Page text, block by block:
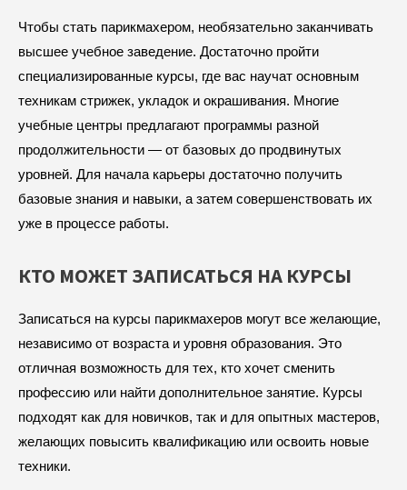
Чтобы стать парикмахером, необязательно заканчивать
высшее учебное заведение. Достаточно пройти
специализированные курсы, где вас научат основным
техникам стрижек, укладок и окрашивания. Многие
учебные центры предлагают программы разной
продолжительности — от базовых до продвинутых
уровней. Для начала карьеры достаточно получить
базовые знания и навыки, а затем совершенствовать их
уже в процессе работы.
КТО МОЖЕТ ЗАПИСАТЬСЯ НА КУРСЫ
Записаться на курсы парикмахеров могут все желающие,
независимо от возраста и уровня образования. Это
отличная возможность для тех, кто хочет сменить
профессию или найти дополнительное занятие. Курсы
подходят как для новичков, так и для опытных мастеров,
желающих повысить квалификацию или освоить новые
техники.